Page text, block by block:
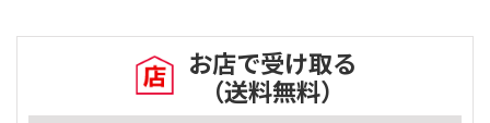
お店で受け取る
（送料無料）